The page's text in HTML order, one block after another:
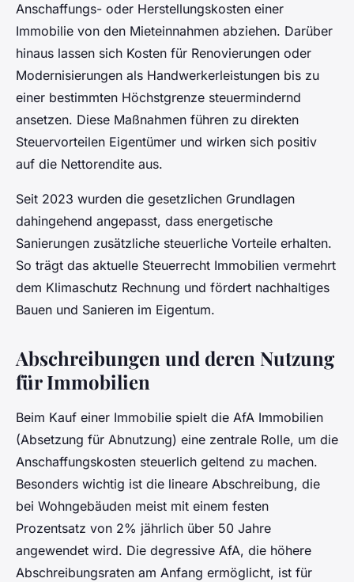
Anschaffungs- oder Herstellungskosten einer
Immobilie von den Mieteinnahmen abziehen. Darüber
hinaus lassen sich Kosten für Renovierungen oder
Modernisierungen als Handwerkerleistungen bis zu
einer bestimmten Höchstgrenze steuermindernd
ansetzen. Diese Maßnahmen führen zu direkten
Steuervorteilen Eigentümer und wirken sich positiv
auf die Nettorendite aus.
Seit 2023 wurden die gesetzlichen Grundlagen
dahingehend angepasst, dass energetische
Sanierungen zusätzliche steuerliche Vorteile erhalten.
So trägt das aktuelle Steuerrecht Immobilien vermehrt
dem Klimaschutz Rechnung und fördert nachhaltiges
Bauen und Sanieren im Eigentum.
Abschreibungen und deren Nutzung
für Immobilien
Beim Kauf einer Immobilie spielt die AfA Immobilien
(Absetzung für Abnutzung) eine zentrale Rolle, um die
Anschaffungskosten steuerlich geltend zu machen.
Besonders wichtig ist die lineare Abschreibung, die
bei Wohngebäuden meist mit einem festen
Prozentsatz von 2% jährlich über 50 Jahre
angewendet wird. Die degressive AfA, die höhere
Abschreibungsraten am Anfang ermöglicht, ist für